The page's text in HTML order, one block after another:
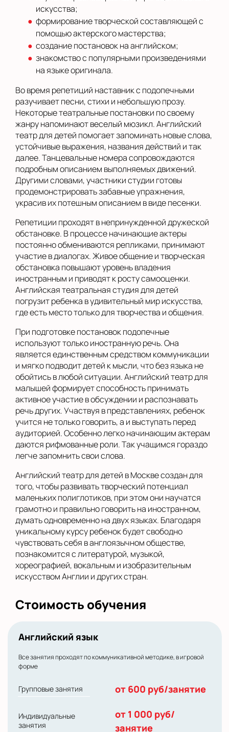
искусства;
формирование творческой составляющей с
помощью актерского мастерства;
создание постановок на английском;
знакомство с популярными произведениями
на языке оригинала.
Во время репетиций наставник с подопечными
разучивает песни, стихи и небольшую прозу.
Некоторые театральные постановки по своему
жанру напоминают веселый мюзикл. Английский
театр для детей помогает запоминать новые слова,
устойчивые выражения, названия действий и так
далее. Танцевальные номера сопровождаются
подробным описанием выполняемых движений.
Другими словами, участники студии готовы
продемонстрировать забавные упражнения,
украсив их потешным описанием в виде песенки.
Репетиции проходят в непринужденной дружеской
обстановке. В процессе начинающие актеры
постоянно обмениваются репликами, принимают
участие в диалогах. Живое общение и творческая
обстановка повышают уровень владения
иностранным и приводят к росту самооценки.
Английская театральная студия для детей
погрузит ребенка в удивительный мир искусства,
где есть место только для творчества и общения.
При подготовке постановок подопечные
используют только иностранную речь. Она
является единственным средством коммуникации
и мягко подводит детей к мысли, что без языка не
обойтись в любой ситуации. Английский театр для
малышей формирует способность принимать
активное участие в обсуждении и распознавать
речь других. Участвуя в представлениях, ребенок
учится не только говорить, а и выступать перед
аудиторией. Особенно легко начинающим актерам
даются рифмованные роли. Так учащимся гораздо
легче запомнить свои слова.
Английский театр для детей в Москве создан для
того, чтобы развивать творческий потенциал
маленьких полиглотиков, при этом они научатся
грамотно и правильно говорить на иностранном,
думать одновременно на двух языках. Благодаря
уникальному курсу ребенок будет свободно
чувствовать себя в англоязычном обществе,
познакомится с литературой, музыкой,
хореографией, вокальным и изобразительным
искусством Англии и других стран.
Стоимость обучения
Английский язык
Все занятия проходят по коммуникативной методике, в игровой
форме
Групповые занятия от 600 руб/занятие
Индивидуальные
занятия
от 1 000 руб/
занятие